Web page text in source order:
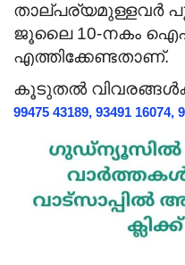
താല്പര്യമുള്ളവർ
ജൂലൈ 10-നകം
എത്തിക്കേണ്ടതാണ്.
കൂടുതൽ
99475 43189, 93491 16074,